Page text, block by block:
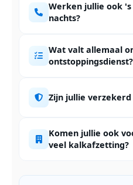
Werken jullie ook 's
nachts?
Wat valt allemaal
ontstoppingsdienst?
Zijn jullie
Komen jullie ook
veel kalkafzetting?